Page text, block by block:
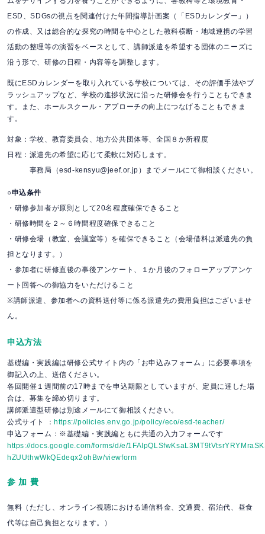
ESD、SDGsの視点を関連付けた年間指導計画案（「ESDカレンダー」）
の作成、又は総合的な探究の時間を中心とした教科横断・地域連携の学習
活動の整理等の演習をベースとして、講師派遣を希望する団体のニーズに
沿う形で、研修の日程・内容等を調整します。
既にESDカレンダーを取り入れている学校については、その評価手法やブ
ラッシュアップなど、学校の進捗状況に沿った研修会を行うこともできま
す。また、ホールスクール・アプローチの向上につなげることもできま
す。
対象：学校、教育委員会、地方公共団体等、全国８か所程度
日程：派遣先の希望に応じて柔軟に対応します。
事務局（esd-kensyu@jeef.or.jp）までメールにて御相談ください。
○申込条件
・研修参加者が原則として20名程度確保できること
・研修時間を２～６時間程度確保できること
・研修会場（教室、会議室等）を確保できること（会場借料は派遣先の負
担となります。）
・参加者に研修直後の事後アンケート、１か月後のフォローアップアンケ
ート回答への御協力をいただけること
※講師派遣、参加者への資料送付等に係る派遣先の費用負担はございませ
ん。
申込方法
基礎編・実践編は研修公式サイト内の「お申込みフォーム」に必要事項を
御記入の上、送信ください。
各回開催１週間前の17時までを申込期限としていますが、定員に達した場
合は、募集を締め切ります。
講師派遣型研修は別途メールにて御相談ください。
公式サイト ： https://policies.env.go.jp/policy/eco/esd-teacher/
申込フォーム：※基礎編・実践編ともに共通の入力フォームです
https://docs.google.com/forms/d/e/
hZUUthwWkQEdeqx2ohBw/viewform
参 加 費
無料（ただし、オンライン視聴における通信料金、交通費、宿泊代、昼食
代等は自己負担となります。）